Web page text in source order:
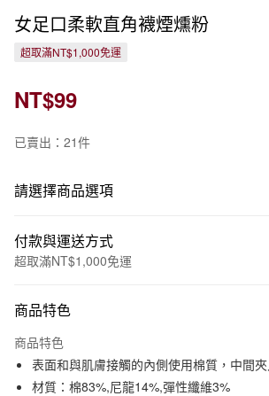
女足口柔軟直角襪煙燻粉
超取滿NT$1,000免運
NT$99
已賣出：21件
請選擇商品選項
付款與運送方式
超取滿NT$1,000免運
信用卡一次付款
信用卡分期付款
3 期 0 利率 每期NT$33
商品特色
商品特色
表面和與肌膚接觸的內側使用棉質，中間
材質：棉83%,尼龍14%,彈性纖維3%